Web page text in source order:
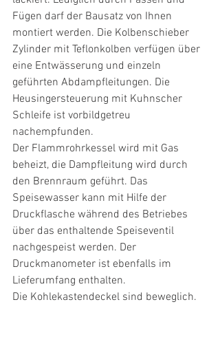
Fügen darf der Bausatz von Ihnen
montiert werden. Die Kolbenschieber
Zylinder mit Teflonkolben verfügen über
eine Entwässerung und einzeln
geführten Abdampfleitungen. Die
Heusingersteuerung mit Kuhnscher
Schleife ist vorbildgetreu
nachempfunden.
Der Flammrohrkessel wird mit Gas
beheizt, die Dampfleitung wird durch
den Brennraum geführt. Das
Speisewasser kann mit Hilfe der
Druckflasche während des Betriebes
über das enthaltende Speiseventil
nachgespeist werden. Der
Druckmanometer ist ebenfalls im
Lieferumfang enthalten.
Die Kohlekastendeckel sind beweglich.